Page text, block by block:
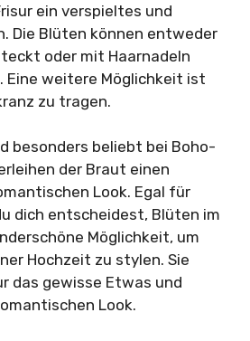
ein verspieltes und
Die Blüten können entweder
oder mit Haarnadeln
weitere Möglichkeit ist
zu tragen.
besonders beliebt bei Boho-
der Braut einen
Look. Egal für
dich entscheidest, Blüten im
Möglichkeit, um
Hochzeit zu stylen. Sie
das gewisse Etwas und
Look.